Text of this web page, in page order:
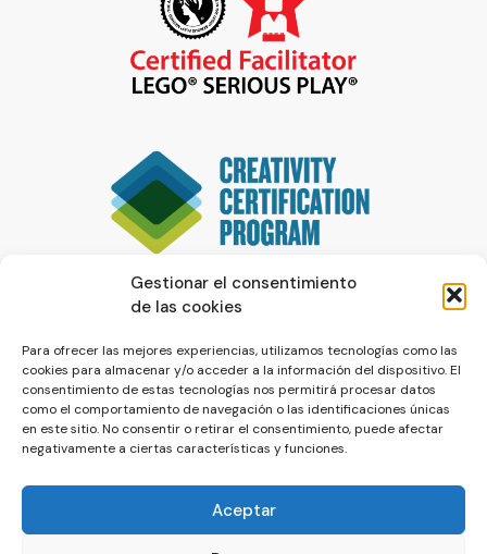
Gestionar el consentimiento
de las cookies
Para ofrecer las mejores experiencias, utilizamos tecnologías como las
cookies para almacenar y/o acceder a la información del dispositivo. El
consentimiento de estas tecnologías nos permitirá procesar datos
como el comportamiento de navegación o las identificaciones únicas
en este sitio. No consentir o retirar el consentimiento, puede afectar
negativamente a ciertas características y funciones.
Aceptar